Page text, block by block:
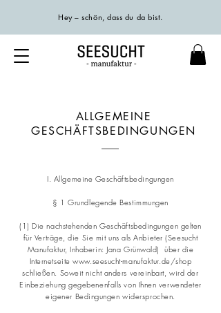
Hey – schön, dass du da bist.
ALLGEMEINE
GESCHÄFTSBEDINGUNGEN
I. Allgemeine Geschäftsbedingungen
§ 1 Grundlegende Bestimmungen
(1) Die nachstehenden Geschäftsbedingungen gelten
für Verträge, die Sie mit uns als Anbieter (Seesucht
Manufaktur, Inhaberin: Jana Grünwald) über die
Internetseitewww.seesucht-manufaktur.de/shop
schließen. Soweit nicht anders vereinbart, wird der
Einbeziehung gegebenenfalls von Ihnen verwendeter
eigener Bedingungen widersprochen.